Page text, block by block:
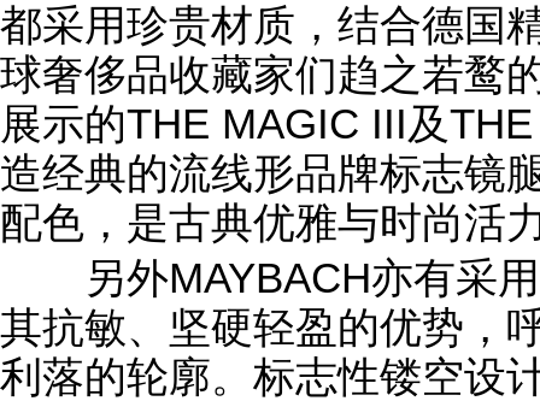
都采用珍贵材质，结合德国
球奢侈品收藏家们趋之若鹜
展示的THE MAGIC III及
造经典的流线形品牌标志镜
配色，是古典优雅与时尚活
另外MAYBACH亦有采用
其抗敏、坚硬轻盈的优势，
利落的轮廓。标志性镂空设